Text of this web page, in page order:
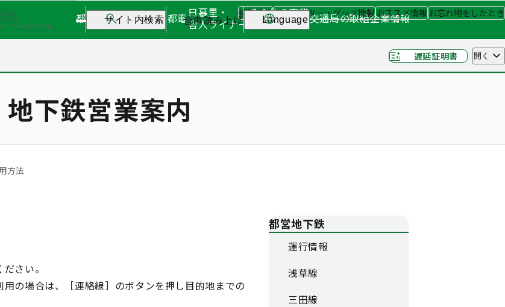
採用情報キャラクター・グッズ情報おススメ情報 お忘れ物をしたとき
サイト内検索 音声読み上げ Language
都営地下鉄 都営バス 都電日暮里・
舎人ライナー
その他の事業
（関連事業）交通局の取組企業情報
遅延証明書 開く
地下鉄営業案内
方法
さい。
の場合は、［連絡線］のボタンを押し目的地までの
都営地下鉄
運行情報
浅草線
三田線